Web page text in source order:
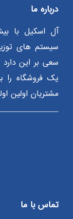
درباره ما
سیستم های
سعی بر این دارد
یک فروشگاه را
مشتریان اولین
تماس با ما